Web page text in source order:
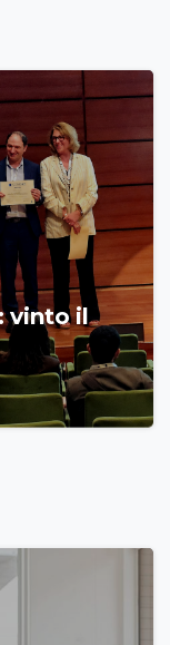
vinto il